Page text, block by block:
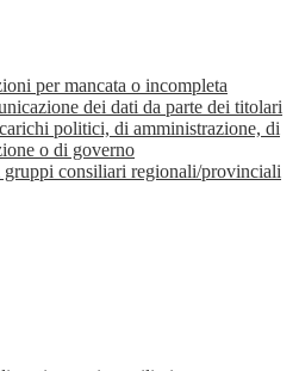
per mancata o incompleta
dei dati da parte dei titolari
politici, di amministrazione, di
o di governo
gruppi consiliari regionali/provinciali